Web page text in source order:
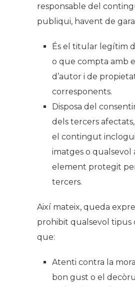
responsable del
publiqui, havent de
És el titular legítim
o que compta amb
d’autor i de
corresponents.
Disposa del
dels tercers
el contingut
imatges o qualsevol
element protegit
tercers.
Així mateix, queda
prohibit qualsevol tipus
que:
Atenti contra la
bon gust o el